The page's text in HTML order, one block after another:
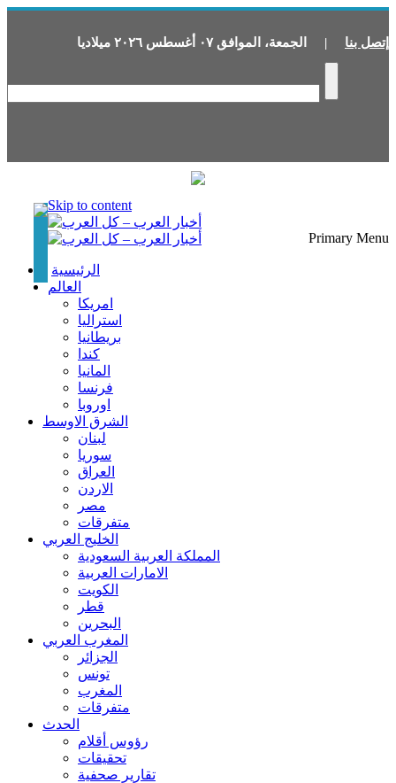
إتصل بنا | الجمعة، الموافق ٠٧ أغسطس ٢٠٢٦ ميلاديا
Skip to content
Primary Menu
الرئيسية
العالم
امريكا
استراليا
بريطانيا
كندا
المانيا
فرنسا
اوروبا
الشرق الاوسط
لبنان
سوريا
العراق
الاردن
مصر
متفرقات
الخليج العربي
المملكة العربية السعودية
الامارات العربية
الكويت
قطر
البحرين
المغرب العربي
الجزائر
تونس
المغرب
متفرقات
الحدث
رؤوس أقلام
تحقيقات
تقارير صحفية